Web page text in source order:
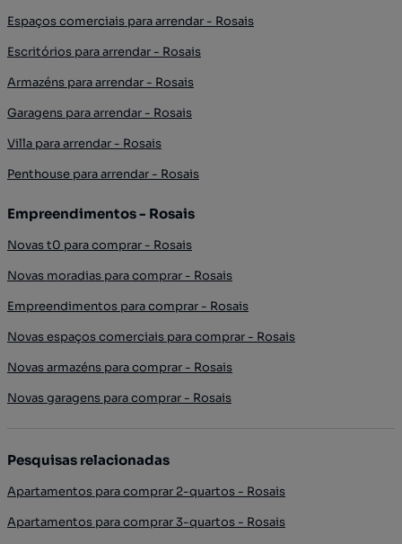
Espaços comerciais para arrendar - Rosais
Escritórios para arrendar - Rosais
Armazéns para arrendar - Rosais
Garagens para arrendar - Rosais
Villa para arrendar - Rosais
Penthouse para arrendar - Rosais
Empreendimentos - Rosais
Novas t0 para comprar - Rosais
Novas moradias para comprar - Rosais
Empreendimentos para comprar - Rosais
Novas espaços comerciais para comprar - Rosais
Novas armazéns para comprar - Rosais
Novas garagens para comprar - Rosais
Pesquisas relacionadas
Apartamentos para comprar 2-quartos - Rosais
Apartamentos para comprar 3-quartos - Rosais